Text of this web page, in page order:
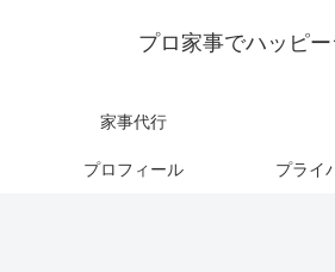
プロ家事でハッピ
家事代行
プロフィール プライ